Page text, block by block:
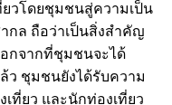
ยวโดยชุมชนสู่ความเป็น
กล ถือว่าเป็นสิ่งสำคัญ
กจากที่ชุมชนจะได้
ว ชุมชนยังได้รับความ
ที่ยว และนักท่องเที่ยว